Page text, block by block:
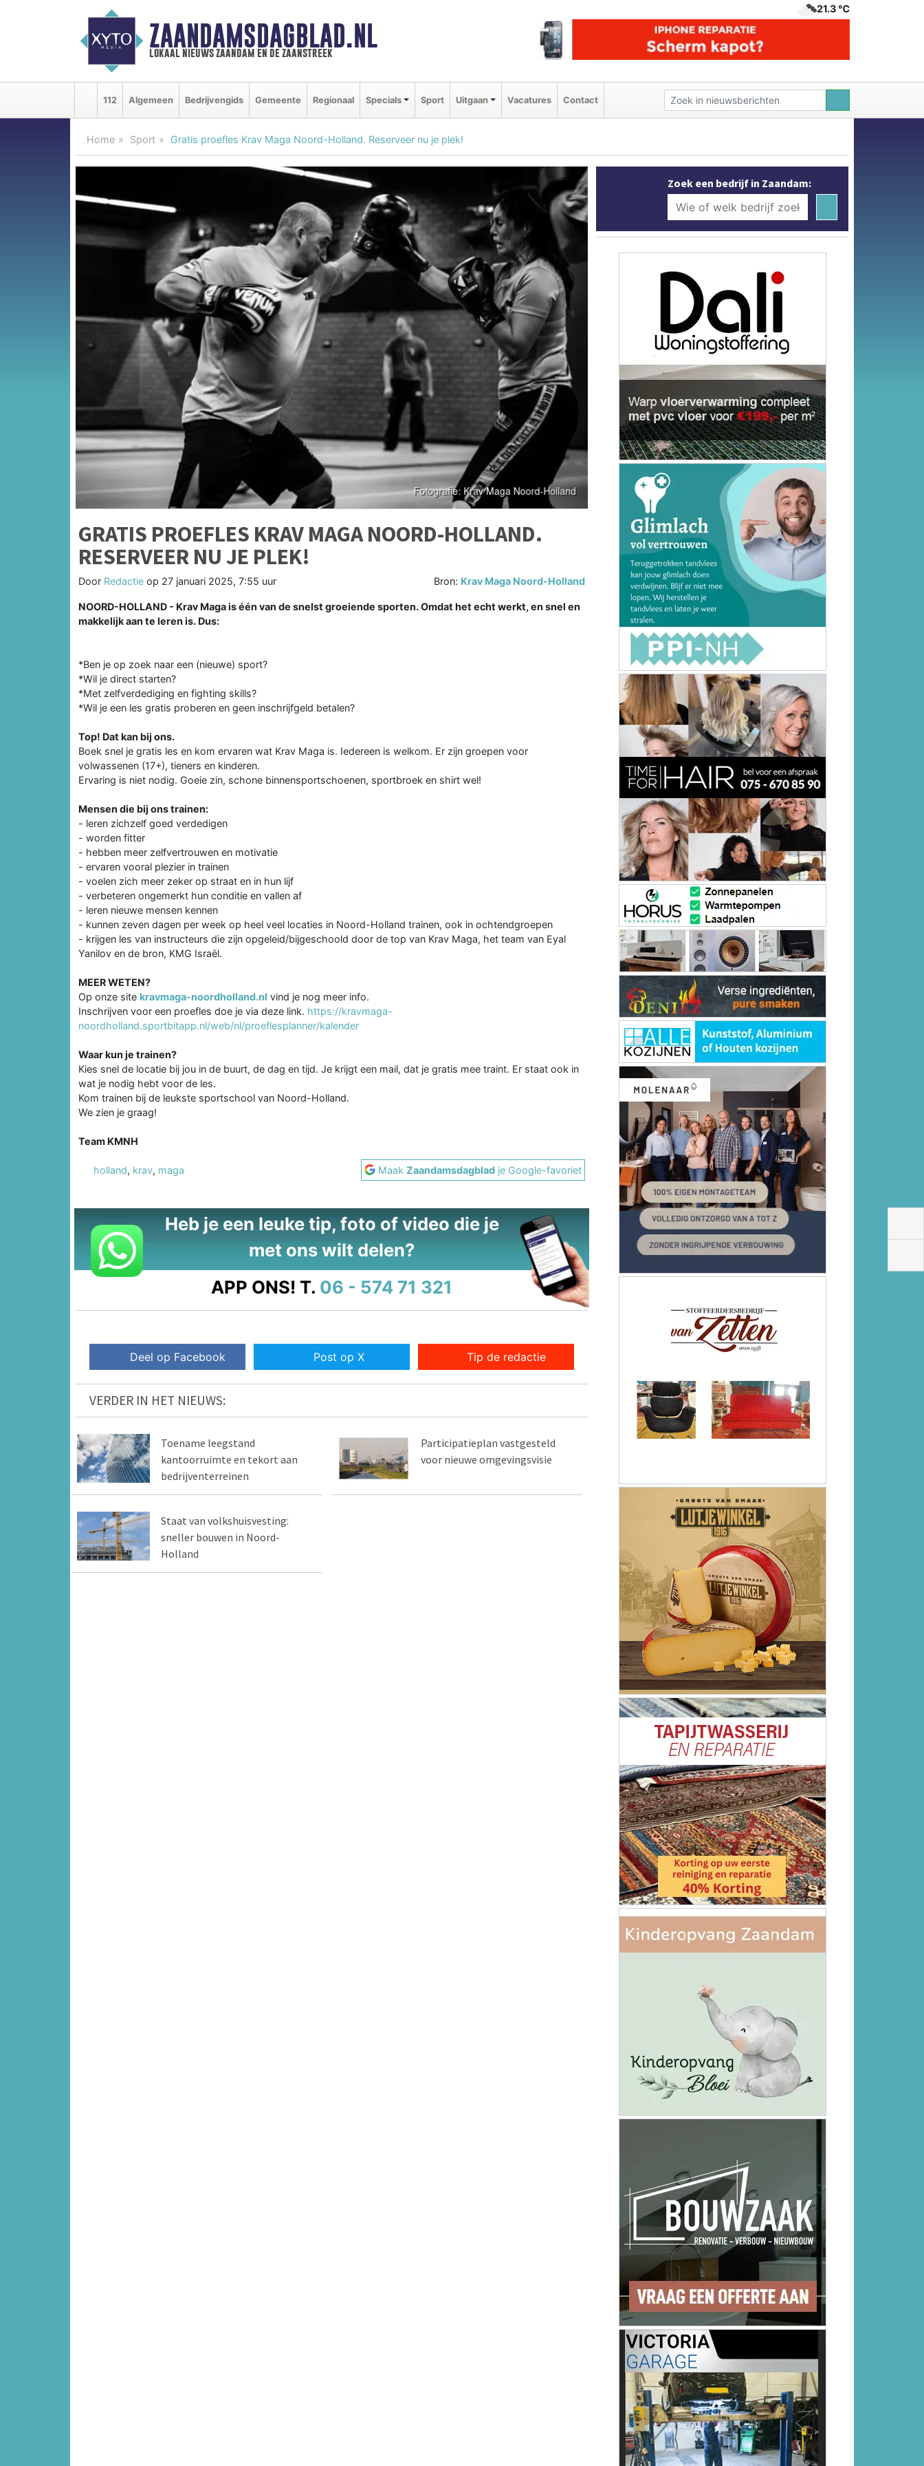
ZAANDAMSDAGBLAD.NL
lokaal nieuws zaandam en de zaanstreek
21.3 ℃
112 Algemeen Bedrijvengids Gemeente Regionaal Specials Sport Uitgaan Vacatures Contact
Home Sport Gratis proefles Krav Maga Noord-Holland. Reserveer nu je plek!
GRATIS PROEFLES KRAV MAGA NOORD-HOLLAND.
RESERVEER NU JE PLEK!
Door Redactie op 27 januari 2025, 7:55 uur Bron: Krav Maga Noord-Holland
NOORD-HOLLAND - Krav Maga is één van de snelst groeiende sporten. Omdat het echt werkt, en snel en
makkelijk aan te leren is. Dus:
*Ben je op zoek naar een (nieuwe) sport?
*Wil je direct starten?
*Met zelfverdediging en fighting skills?
*Wil je een les gratis proberen en geen inschrijfgeld betalen?
Top! Dat kan bij ons.
Boek snel je gratis les en kom ervaren wat Krav Maga is. Iedereen is welkom. Er zijn groepen voor
volwassenen (17+), tieners en kinderen.
Ervaring is niet nodig. Goeie zin, schone binnensportschoenen, sportbroek en shirt wel!
Mensen die bij ons trainen:
- leren zichzelf goed verdedigen
- worden fitter
- hebben meer zelfvertrouwen en motivatie
- ervaren vooral plezier in trainen
- voelen zich meer zeker op straat en in hun lijf
- verbeteren ongemerkt hun conditie en vallen af
- leren nieuwe mensen kennen
- kunnen zeven dagen per week op heel veel locaties in Noord-Holland trainen, ook in ochtendgroepen
- krijgen les van instructeurs die zijn opgeleid/bijgeschoold door de top van Krav Maga, het team van Eyal
Yanilov en de bron, KMG Israël.
MEER WETEN?
Op onze site kravmaga-noordholland.nl vind je nog meer info.
Inschrijven voor een proefles doe je via deze link. https://kravmaga-
noordholland.sportbitapp.nl/web/nl/proeflesplanner/kalender
Waar kun je trainen?
Kies snel de locatie bij jou in de buurt, de dag en tijd. Je krijgt een mail, dat je gratis mee traint. Er staat ook in
wat je nodig hebt voor de les.
Kom trainen bij de leukste sportschool van Noord-Holland.
We zien je graag!
Team KMNH
holland, krav, maga MaakZaandamsdagblad je Google-favoriet
Heb je een leuke tip, foto of video die je
met ons wilt delen?
APP ONS! T. 06 - 574 71 321
Deel op Facebook Post op X Tip de redactie
VERDER IN HET NIEUWS:
Toename leegstand
kantoorruimte en tekort aan
bedrijventerreinen
Participatieplan vastgesteld
voor nieuwe omgevingsvisie
Staat van volkshuisvesting:
sneller bouwen in Noord-
Holland
Zoek een bedrijf in Zaandam: